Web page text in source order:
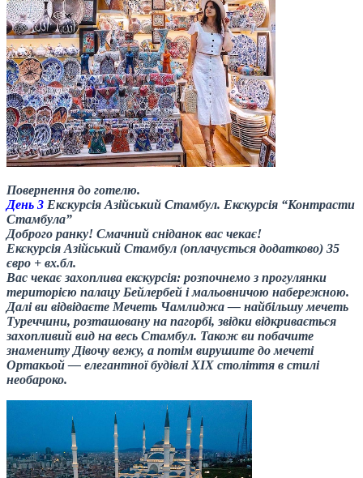
Повернення до готелю.
День 3 Екскурсія Азійський Стамбул. Екскурсія “Контрасти
Стамбула”
Доброго ранку! Смачний сніданок вас чекає!
Екскурсія Азійський Стамбул (оплачується додатково) 35
євро + вх.бл.
Вас чекає захоплива екскурсія: розпочнемо з прогулянки
територією палацу Бейлербей і мальовничою набережною.
Далі ви відвідаєте Мечеть Чамлиджа — найбільшу мечеть
Туреччини, розташовану на пагорбі, звідки відкривається
захопливий вид на весь Стамбул. Також ви побачите
знамениту Дівочу вежу, а потім вирушите до мечеті
Ортакьой — елегантної будівлі XIX століття в стилі
необароко.